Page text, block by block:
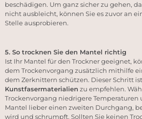
beschädigen. Um ganz sicher zu gehen,
nicht ausbleicht, können Sie es zuvor an
Stelle ausprobieren.
5. So trocknen Sie den Mantel richtig
Ist Ihr Mantel für den Trockner geeignet,
dem Trockenvorgang zusätzlich mithilfe
dem Zerknittern schützen. Dieser Schritt
Kunstfasermaterialien zu empfehlen.
Trockenvorgang niedrigere Temperaturen
Mantel lieber einen zweiten Durchgang,
wird und schrumpft. Sollten Sie keinen